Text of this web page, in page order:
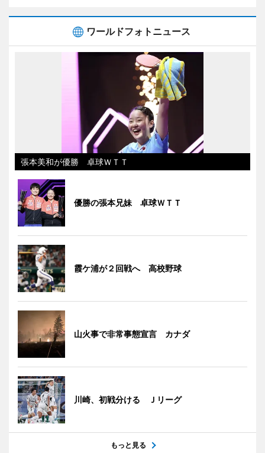
ワールドフォトニュース
張本美和が優勝 卓球ＷＴＴ
優勝の張本兄妹 卓球ＷＴＴ
霞ケ浦が２回戦へ 高校野球
山火事で非常事態宣言 カナダ
川崎、初戦分ける Ｊリーグ
もっと見る